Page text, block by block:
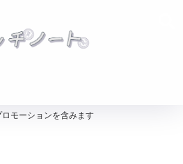
モーションを含みます